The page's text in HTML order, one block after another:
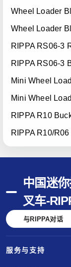
中国迷
叉车-
与RIPPA对话
服务与支持